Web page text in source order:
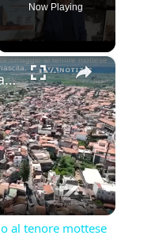
Now Playing
×
Motta Sant'Anastasia. L'omaggio al tenore mottese Giuseppe Di Stefano nel giorno della sua nascita.
al tenore mottese